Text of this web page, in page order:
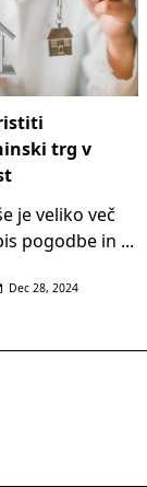
trg v
je veliko več
pogodbe in ...
Dec 28, 2024